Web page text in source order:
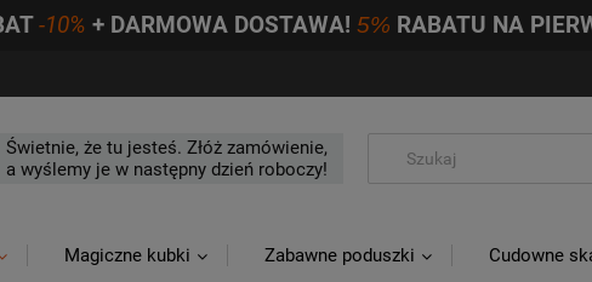
-10% + DARMOWA DOSTAWA! 5% RABATU NA
Świetnie, że tu jesteś. Złóż zamówienie,
a wyślemy je w następny dzień roboczy!
Magiczne kubki Zabawne poduszki Cudowne